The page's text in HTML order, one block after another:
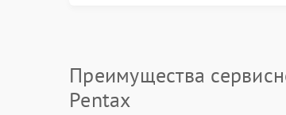
Преимущества
Pentax